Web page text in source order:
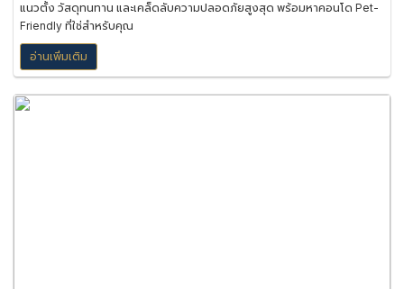
แนวตั้ง วัสดุทนทาน และเคล็ดลับความปลอดภัยสูงสุด พร้อมหาคอนโด Pet-
Friendly ที่ใช่สำหรับคุณ
อ่านเพิ่มเติม